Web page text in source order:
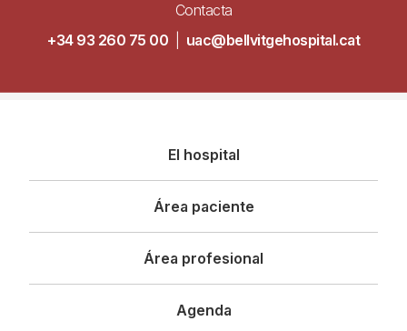
Contacta
+34 93 260 75 00
uac@bellvitgehospital.cat
principal
El hospital
Área paciente
Área profesional
Agenda